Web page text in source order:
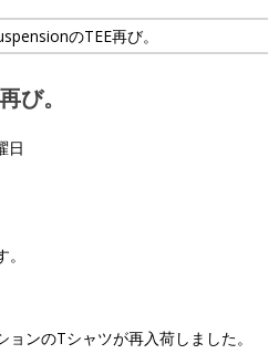
のTEE再び。
び。
日
ンのTシャツが再入荷しました。